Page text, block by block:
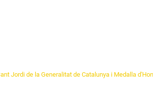
Jordi de la Generalitat de Catalunya i Medalla